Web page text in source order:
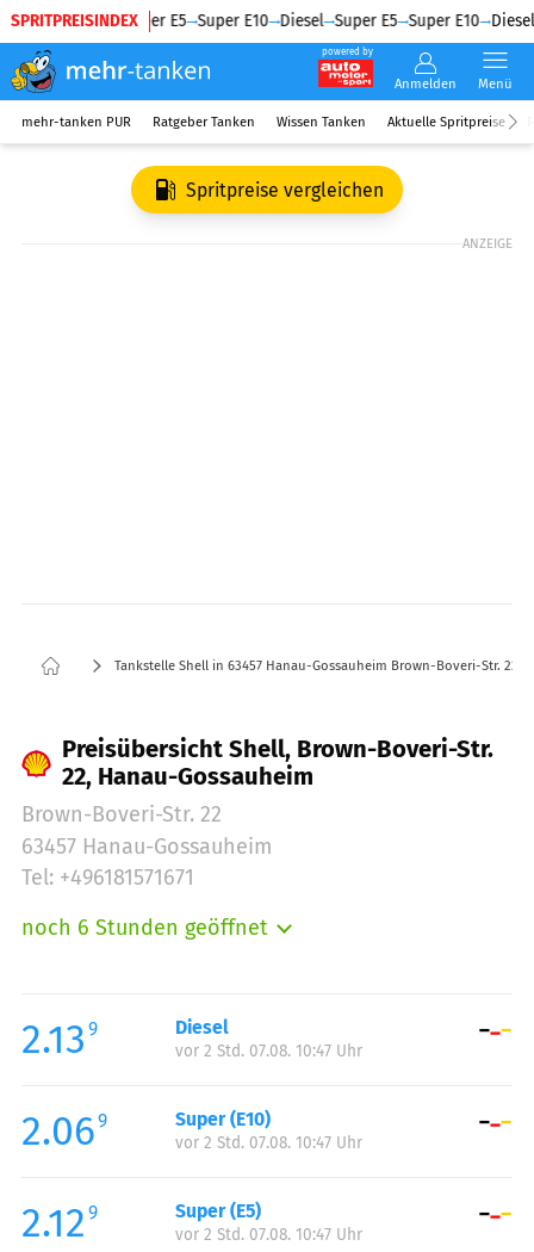
SPRITPREISINDEX
Diesel Super E5 Super E10 Diesel Super E5 Super E10 Diesel
powered by
Anmelden Menü
mehr-tanken PUR Ratgeber Tanken Wissen Tanken Aktuelle Spritpreise
Spritpreise vergleichen
ANZEIGE
Tankstelle Shell in 63457 Hanau-Gossauheim Brown-Boveri-Str. 22
Preisübersicht Shell, Brown-Boveri-Str.
22, Hanau-Gossauheim
Brown-Boveri-Str. 22
63457 Hanau-Gossauheim
Tel: +496181571671
noch 6 Stunden geöffnet
Mittwoch:
05:30-22:00
Donnerstag:
Samstag:
07:00-22:00
Sonntag:
2.13 9 Diesel
vor 2 Std. 07.08. 10:47 Uhr
2.069 Super (E10)
vor 2 Std. 07.08. 10:47 Uhr
2.12 9 Super (E5)
vor 2 Std. 07.08. 10:47 Uhr